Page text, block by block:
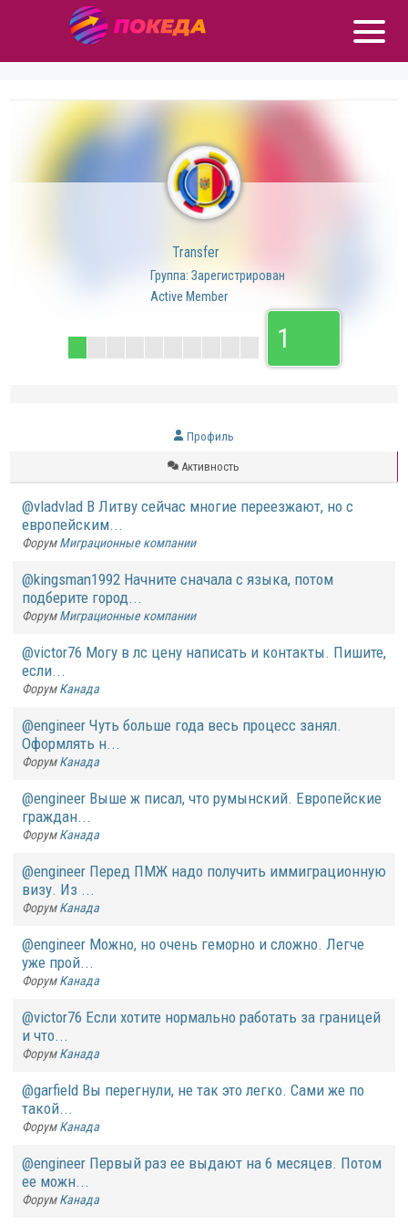
Transfer
Группа: Зарегистрирован
Active Member
1
Профиль
Активность
@vladvlad В Литву сейчас многие переезжают, но с
европейским...
Форум Миграционные компании
@kingsman1992 Начните сначала с языка, потом
подберите город...
Форум Миграционные компании
@victor76 Могу в лс цену написать и контакты. Пишите,
если...
Форум Канада
@engineer Чуть больше года весь процесс занял.
Оформлять н...
Форум Канада
@engineer Выше ж писал, что румынский. Европейские
граждан...
Форум Канада
@engineer Перед ПМЖ надо получить иммиграционную
визу. Из ...
Форум Канада
@engineer Можно, но очень геморно и сложно. Легче
уже прой...
Форум Канада
@victor76 Если хотите нормально работать за границей
и что...
Форум Канада
@garfield Вы перегнули, не так это легко. Сами же по
такой...
Форум Канада
@engineer Первый раз ее выдают на 6 месяцев. Потом
ее можн...
Форум Канада